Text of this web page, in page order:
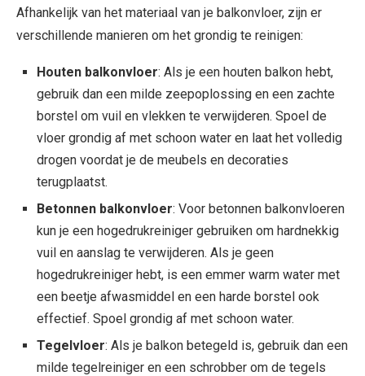
Afhankelijk van het materiaal van je balkonvloer, zijn er
verschillende manieren om het grondig te reinigen:
Houten balkonvloer: Als je een houten balkon hebt,
gebruik dan een milde zeepoplossing en een zachte
borstel om vuil en vlekken te verwijderen. Spoel de
vloer grondig af met schoon water en laat het volledig
drogen voordat je de meubels en decoraties
terugplaatst.
Betonnen balkonvloer: Voor betonnen balkonvloeren
kun je een hogedrukreiniger gebruiken om hardnekkig
vuil en aanslag te verwijderen. Als je geen
hogedrukreiniger hebt, is een emmer warm water met
een beetje afwasmiddel en een harde borstel ook
effectief. Spoel grondig af met schoon water.
Tegelvloer: Als je balkon betegeld is, gebruik dan een
milde tegelreiniger en een schrobber om de tegels